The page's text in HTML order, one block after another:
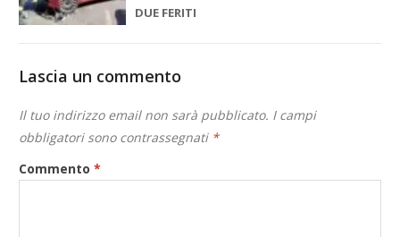
DUE FERITI
Lascia un commento
Il tuo indirizzo email non sarà pubblicato. I campi
obbligatori sono contrassegnati *
Commento*